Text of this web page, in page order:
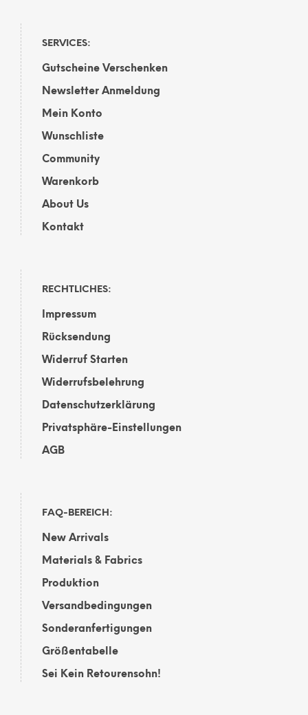
SERVICES:
Gutscheine Verschenken
Newsletter Anmeldung
Mein Konto
Wunschliste
Community
Warenkorb
About Us
Kontakt
RECHTLICHES:
Impressum
Rücksendung
Widerruf Starten
Widerrufsbelehrung
Datenschutzerklärung
Privatsphäre-Einstellungen
AGB
FAQ-BEREICH:
New Arrivals
Materials & Fabrics
Produktion
Versandbedingungen
Sonderanfertigungen
Größentabelle
Sei Kein Retourensohn!